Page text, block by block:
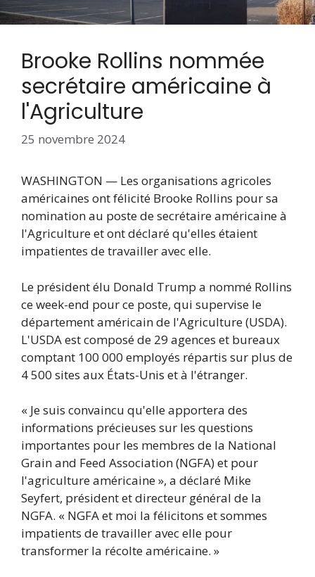
Brooke Rollins nommée
secrétaire américaine à
l'Agriculture
25 novembre 2024
WASHINGTON — Les organisations agricoles
américaines ont félicité Brooke Rollins pour sa
nomination au poste de secrétaire américaine à
l'Agriculture et ont déclaré qu'elles étaient
impatientes de travailler avec elle.
Le président élu Donald Trump a nommé Rollins
ce week-end pour ce poste, qui supervise le
département américain de l'Agriculture (USDA).
L'USDA est composé de 29 agences et bureaux
comptant 100 000 employés répartis sur plus de
4 500 sites aux États-Unis et à l'étranger.
« Je suis convaincu qu'elle apportera des
informations précieuses sur les questions
importantes pour les membres de la National
Grain and Feed Association (NGFA) et pour
l'agriculture américaine », a déclaré Mike
Seyfert, président et directeur général de la
NGFA. « NGFA et moi la félicitons et sommes
impatients de travailler avec elle pour
transformer la récolte américaine. »